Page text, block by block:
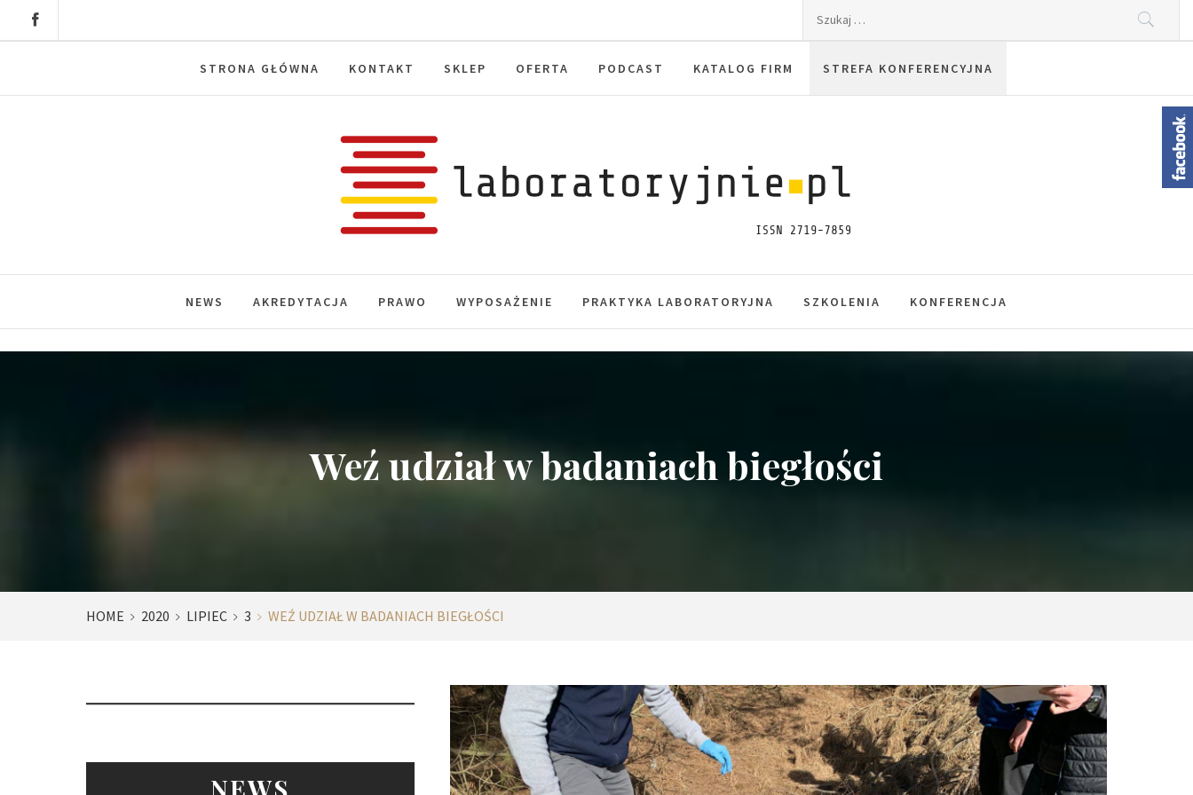
STRONA GŁÓWNA KONTAKT SKLEP OFERTA PODCAST KATALOG FIRM STREFA KONFERENCYJNA
Laboratoryjnie.pl
NEWS AKREDYTACJA PRAWO WYPOSAŻENIE PRAKTYKA LABORATORYJNA SZKOLENIA KONFERENCJA
Weź udział w badaniach biegłości
HOME 2020 LIPIEC 3 WEŹ UDZIAŁ W BADANIACH BIEGŁOŚCI